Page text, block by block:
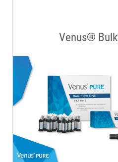
Venus®